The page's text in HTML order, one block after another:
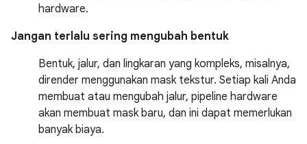
hardware.
Jangan terlalu sering mengubah bentuk
Bentuk, jalur, dan lingkaran yang kompleks, misalnya,
dirender menggunakan mask tekstur. Setiap kali Anda
membuat atau mengubah jalur, pipeline hardware
akan membuat mask baru, dan ini dapat memerlukan
banyak biaya.